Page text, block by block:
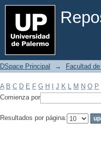
Filtrar por: Materia
DSpace Principal → Facultad
A B C D E F G H J K L M N O P
Comienza por
Resultados por página: